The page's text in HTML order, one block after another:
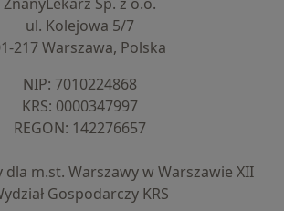
ul. Kolejowa 5/7
217 Warszawa, Polska
NIP: ⁠7010224868
KRS: ⁠0000347997
REGON: ⁠142276657
dla m.st. Warszawy w Warszawie XII
Gospodarczy KRS